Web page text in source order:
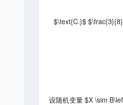
$\text{C.}$
设随机变量 $X \sim